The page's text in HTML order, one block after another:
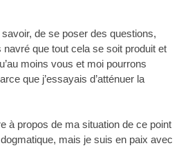
de se poser des questions,
navré que tout cela se soit produit et
moins vous et moi pourrons
que j’essayais d’atténuer la
à propos de ma situation de ce point
mais je suis en paix avec